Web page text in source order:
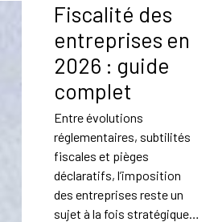
Fiscalité des
entreprises en
2026 : guide
complet
Entre évolutions
réglementaires, subtilités
fiscales et pièges
déclaratifs, l’imposition
des entreprises reste un
sujet à la fois stratégique…